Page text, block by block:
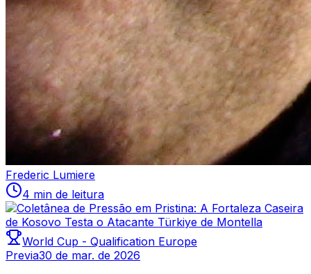
Frederic Lumiere
4 min de leitura
World Cup - Qualification Europe
Previa30 de mar. de 2026